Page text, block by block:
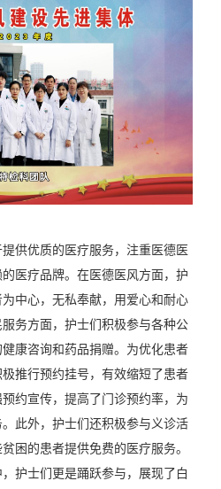
优质的医疗服务，注重医德医
医疗品牌。在医德医风方面，护
中心，无私奉献，用爱心和耐心
务方面，护士们积极参与各种公
康咨询和药品捐赠。为优化患者
推行预约挂号，有效缩短了患者
约宣传，提高了门诊预约率，为
此外，护士们还积极参与义诊活
困的患者提供免费的医疗服务。
护士们更是踊跃参与，展现了白